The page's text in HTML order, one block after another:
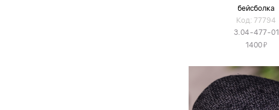
бейсболка
Код: 77794
3.04-477-01
1400Я